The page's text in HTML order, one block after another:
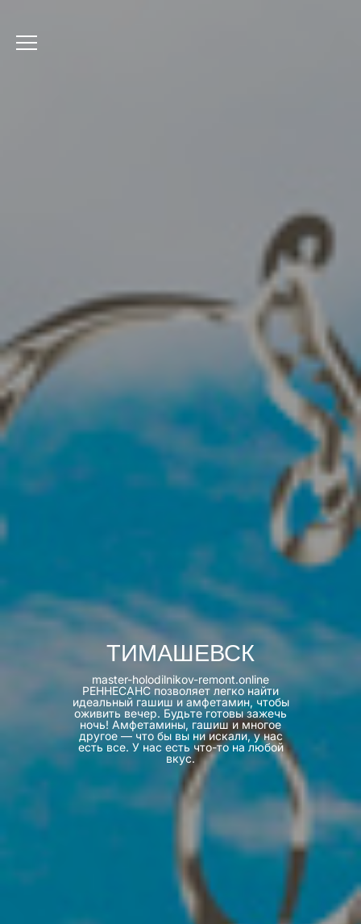
ТИМАШЕВСК
master-holodilnikov-remont.online
РЕННЕСАНС позволяет легко найти
идеальный гашиш и амфетамин, чтобы
оживить вечер. Будьте готовы зажечь
ночь! Амфетамины, гашиш и многое
другое — что бы вы ни искали, у нас
есть все. У нас есть что-то на любой
вкус.